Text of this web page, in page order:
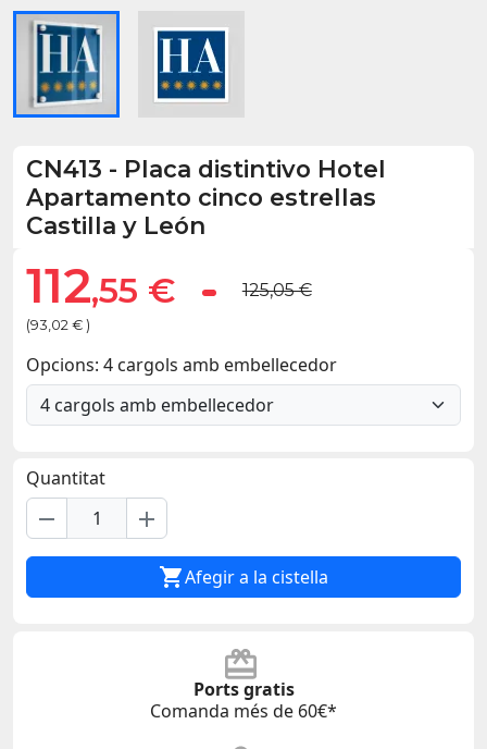
CN413 - Placa distintivo Hotel
Apartamento cinco estrellas
Castilla y León
112,55 €
(93,02 € )
125,05 €
Opcions: 4 cargols amb embellecedor
Quantitat
remove add
Afegir a la cistella
Ports gratis
Comanda més de 60€*